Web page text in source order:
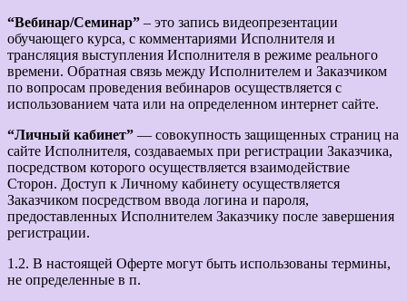
“Вебинар/Семинар” – это запись видеопрезентации
обучающего курса, с комментариями Исполнителя и
трансляция выступления Исполнителя в режиме реального
времени. Обратная связь между Исполнителем и Заказчиком
по вопросам проведения вебинаров осуществляется с
использованием чата или на определенном интернет сайте.
“Личный кабинет” — совокупность защищенных страниц на
сайте Исполнителя, создаваемых при регистрации Заказчика,
посредством которого осуществляется взаимодействие
Сторон. Доступ к Личному кабинету осуществляется
Заказчиком посредством ввода логина и пароля,
предоставленных Исполнителем Заказчику после завершения
регистрации.
1.2. В настоящей Оферте могут быть использованы термины,
не определенные в п.